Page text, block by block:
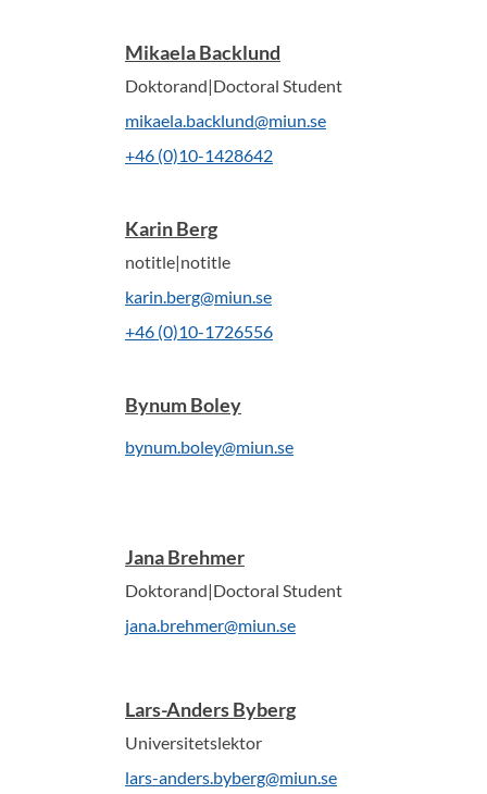
Mikaela Backlund
Doktorand|Doctoral Student
mikaela.backlund@miun.se
+46 (0)10-1428642
Karin Berg
notitle|notitle
karin.berg@miun.se
+46 (0)10-1726556
Bynum Boley
bynum.boley@miun.se
Jana Brehmer
Doktorand|Doctoral Student
jana.brehmer@miun.se
Lars-Anders Byberg
Universitetslektor
lars-anders.byberg@miun.se